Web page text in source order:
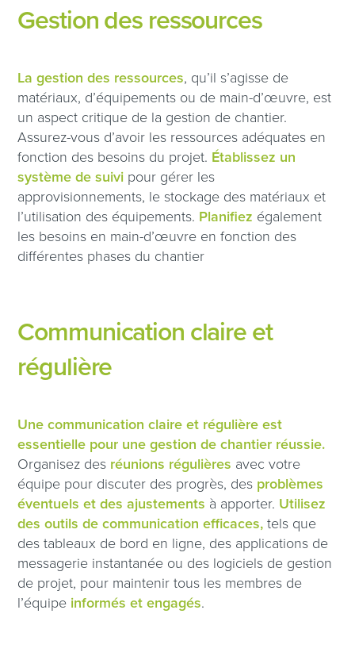
Gestion des ressources
La gestion des ressources, qu’il s’agisse de
matériaux, d’équipements ou de main-d’œuvre, est
un aspect critique de la gestion de chantier.
Assurez-vous d’avoir les ressources adéquates en
fonction des besoins du projet. Établissez un
système de suivi pour gérer les
approvisionnements, le stockage des matériaux et
l’utilisation des équipements. Planifiez également
les besoins en main-d’œuvre en fonction des
différentes phases du chantier
Communication claire et
régulière
Une communication claire et régulière est
essentielle pour une gestion de chantier réussie.
Organisez des réunions régulières avec votre
équipe pour discuter des progrès, des problèmes
éventuels et des ajustements à apporter. Utilisez
des outils de communication efficaces,tels que
des tableaux de bord en ligne, des applications de
messagerie instantanée ou des logiciels de gestion
de projet, pour maintenir tous les membres de
l’équipe informés et engagés.